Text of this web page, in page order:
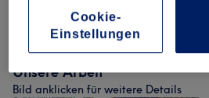
(1)
Unsere Arbeit
Bild anklicken für weitere Details
Cookie-
Einstellungen